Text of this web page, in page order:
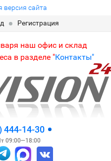
версия сайта
Регистрация
наш офис и склад
в разделе "Контакты"
444-14-30
09:00—18:00